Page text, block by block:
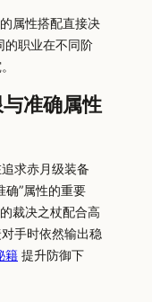
属性搭配直接决
的职业在不同阶
准确属性
求赤月级装备
确”属性的重要
裁决之杖配合高
手时依然输出稳
籍 提升防御下